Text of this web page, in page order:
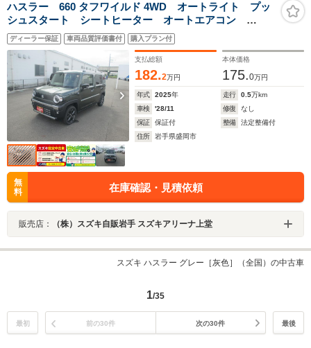
ハスラー 660 タフワイルド 4WD オートライト プッ
シュスタート シートヒーター オートエアコン
4WD 衝突被害軽減システム アイドリングストップ
横滑り防止機能 衝突安全ボディ 盗難防止システム
ディーラー保証 車両品質評価書付 購入プラン付
支払総額
182.2万円
本体価格
175.0万円
年式 2025年 走行 0.5万km
車検
'28/11 修復
なし
保証
保証付 整備
法定整備付
住所
岩手県盛岡市
無
料
在庫確認・見積依頼
販売店： （株）スズキ自販岩手 スズキアリーナ上堂
スズキ ハスラー グレー［灰色］（全国）の中古車
1/35
最初 前の30件 次の30件 最後